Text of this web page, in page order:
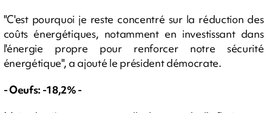
"C'est pourquoi je reste concentré sur la réduction des
coûts énergétiques, notamment en investissant dans
l'énergie propre pour renforcer notre sécurité
énergétique", a ajouté le président démocrate.
- Oeufs: -18,2% -